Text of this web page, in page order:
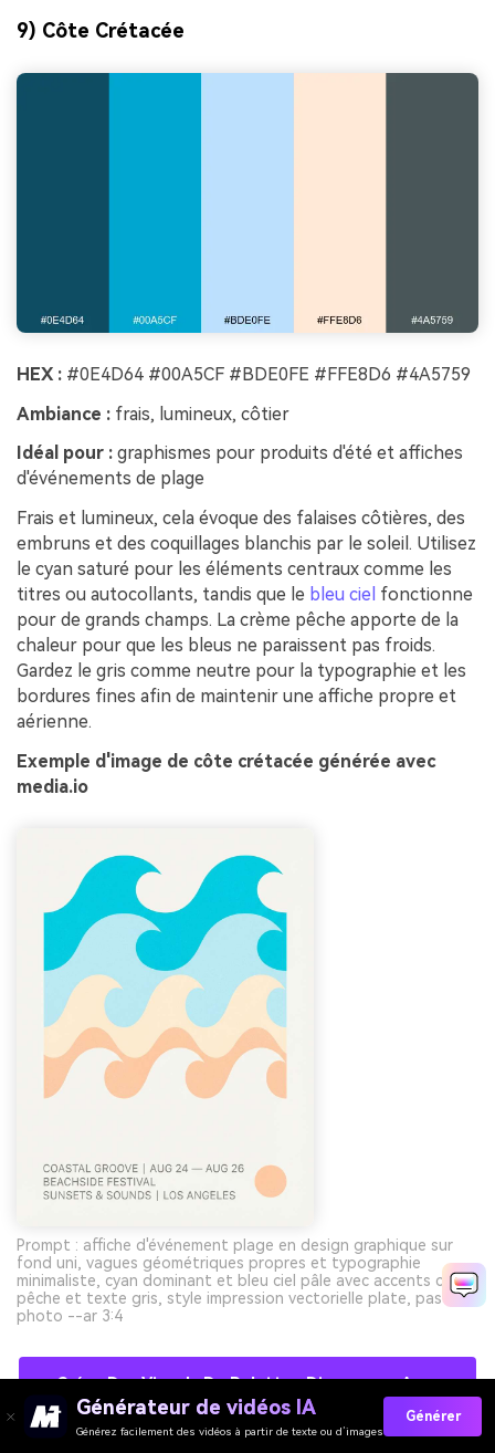
9) Côte Crétacée
HEX : #0E4D64 #00A5CF #BDE0FE #FFE8D6 #4A5759
Ambiance : frais, lumineux, côtier
Idéal pour : graphismes pour produits d'été et affiches
d'événements de plage
Frais et lumineux, cela évoque des falaises côtières, des
embruns et des coquillages blanchis par le soleil. Utilisez
le cyan saturé pour les éléments centraux comme les
titres ou autocollants, tandis que le bleu ciel fonctionne
pour de grands champs. La crème pêche apporte de la
chaleur pour que les bleus ne paraissent pas froids.
Gardez le gris comme neutre pour la typographie et les
bordures fines afin de maintenir une affiche propre et
aérienne.
Exemple d'image de côte crétacée générée avec
media.io
Prompt : affiche d'événement plage en design graphique sur
fond uni, vagues géométriques propres et typographie
minimaliste, cyan dominant et bleu ciel pâle avec accents crème
pêche et texte gris, style impression vectorielle plate, pas de
photo --ar 3:4
Créez Des Visuels De Palettes Dinosaures Avec
L’IA Gratuitement
Générateur de vidéos IA
Générez facilement des vidéos à partir de texte ou d’images
Générer